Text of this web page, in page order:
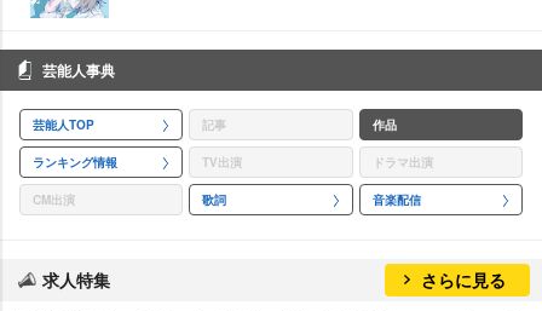
芸能人事典
芸能人TOP 記事 作品
ランキング情報 TV出演 ドラマ出演
CM出演 歌詞 音楽配信
求人特集 さらに見る